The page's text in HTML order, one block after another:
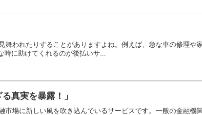
われたりすることがありますよね。例えば、急な車の修理や
に助けてくれるのが後払いサ...
真実を暴露！」
場に新しい風を吹き込んでいるサービスです。一般の金融機